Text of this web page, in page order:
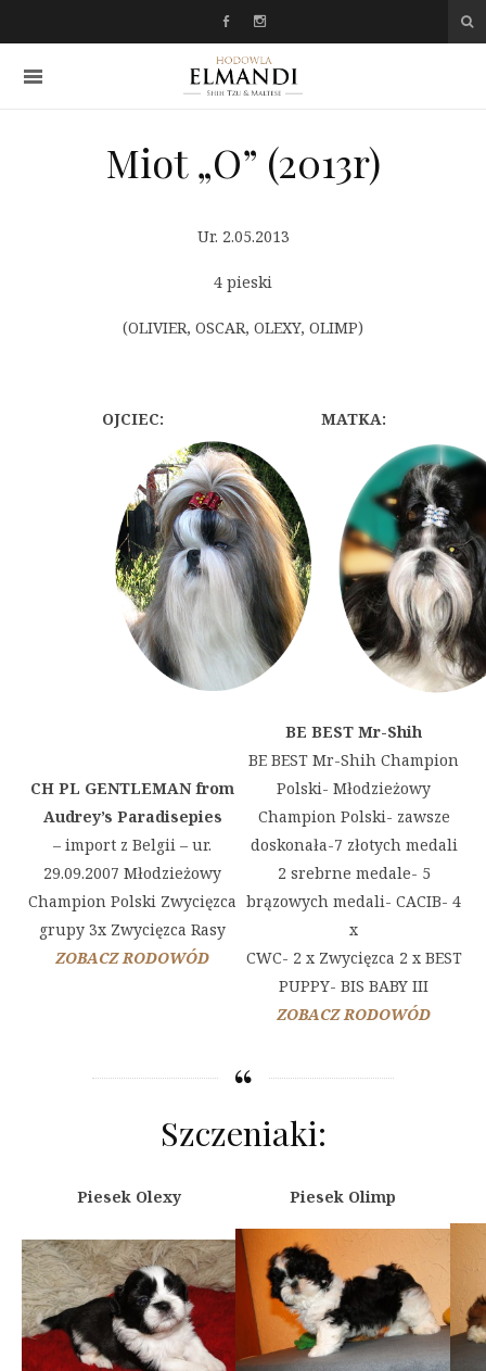
Miot „O” (2013r)
Ur. 2.05.2013
4 pieski
(OLIVIER, OSCAR, OLEXY, OLIMP)
OJCIEC: MATKA:
CH PL GENTLEMAN from
Audrey’s Paradisepies
– import z Belgii – ur.
29.09.2007 Młodzieżowy
Champion Polski Zwycięzca
grupy 3x Zwycięzca Rasy
ZOBACZ RODOWÓD
BE BEST Mr-Shih
BE BEST Mr-Shih Champion
Polski- Młodzieżowy
Champion Polski- zawsze
doskonała-7 złotych medali
2 srebrne medale- 5
brązowych medali- CACIB- 4
x
CWC- 2 x Zwycięzca 2 x BEST
PUPPY- BIS BABY III
ZOBACZ RODOWÓD
Szczeniaki:
Piesek Olexy Piesek Olimp